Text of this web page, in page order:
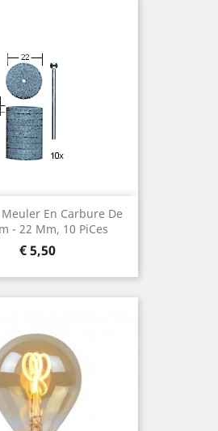
Meuler En Carbure De
¯ 22 Mm, 10 Pices
Prijs
€ 5,50